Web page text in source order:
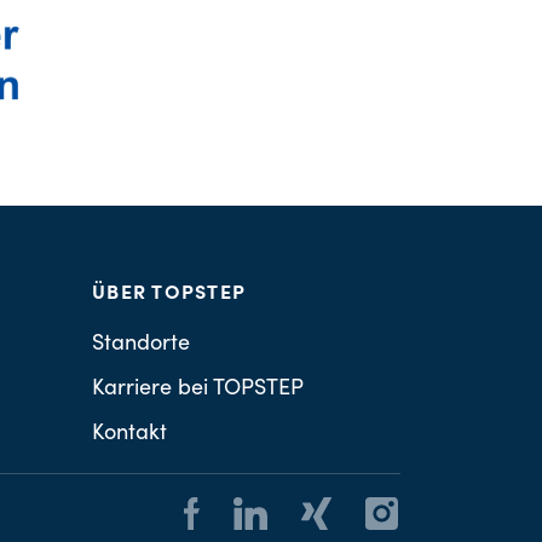
ÜBER TOPSTEP
Standorte
Karriere bei TOPSTEP
Kontakt